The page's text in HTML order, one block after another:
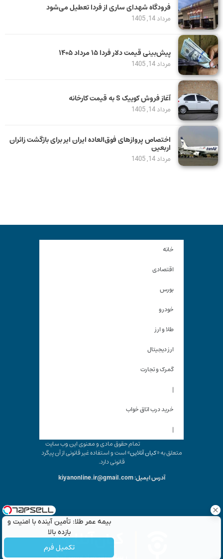
بیمه عمر طلا: تأمین آینده با امنیت و
بازده بالا
تکمیل فرم
فرودگاه شهدای ساری از فردا تعطیل می‌شود
مرداد 14, 1405
پیش‌بینی قیمت دلار فردا ۱۵ مرداد ۱۴۰۵
مرداد 14, 1405
آغاز فروش کوییک S به قیمت کارخانه
مرداد 14, 1405
اختصاص پروازهای فوق‌العاده ایران ایر برای بازگشت زائران
اربعین
مرداد 14, 1405
خانه
اقتصادی
بورس
خودرو
طلا و ارز
ارز دیجیتال
گمرک و تجارت
|
خرید درب اتاق خواب
|
تمام حقوق مادی و معنوی این وب سایت
متعلق به «کیان آنلاین» است و استفاده غیر قانونی از آن پیگرد
قانونی دارد.
آدرس ایمیل: kiyanonline.ir@gmail.com